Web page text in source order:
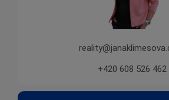
+420 608 526 462